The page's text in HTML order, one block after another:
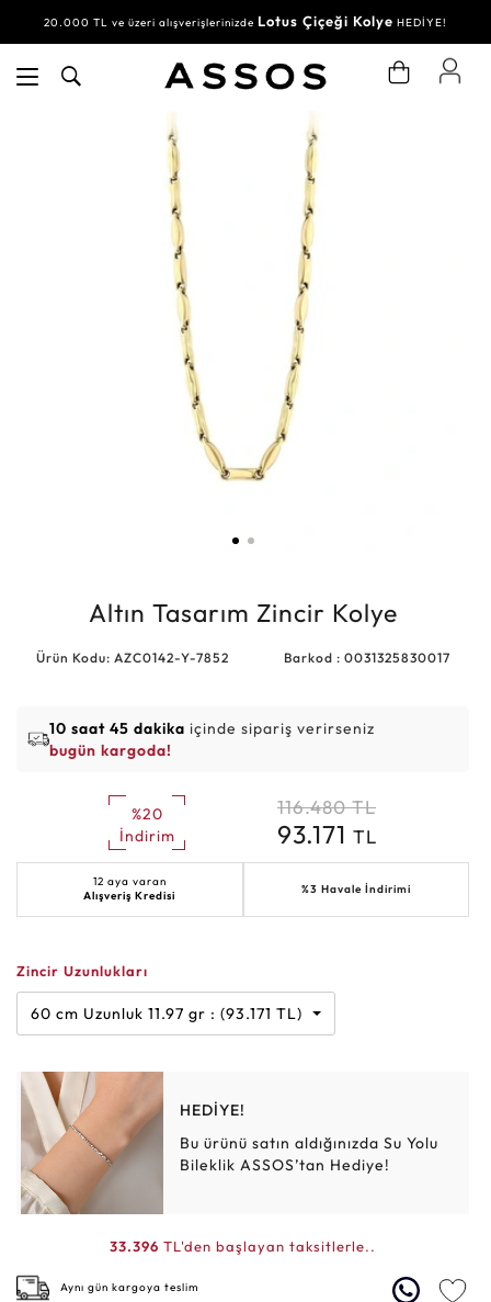
20.000 TL ve üzeri alışverişlerinizde Lotus Çiçeği Kolye HEDİYE!
Altın Tasarım Zincir Kolye
Ürün Kodu: AZC0142-Y-7852 Barkod : 0031325830017
10 saat 45 dakika içinde sipariş verirseniz
bugün kargoda!
%20
İndirim
116.480 TL
93.171 TL
12 aya varan
Alışveriş Kredisi
%3 Havale İndirimi
Zincir Uzunlukları
60 cm Uzunluk 11.97 gr : (93.171 TL)
HEDİYE!
Bu ürünü satın aldığınızda Su Yolu
Bileklik ASSOS’tan Hediye!
33.396 TL'den başlayan taksitlerle..
Aynı gün kargoya teslim